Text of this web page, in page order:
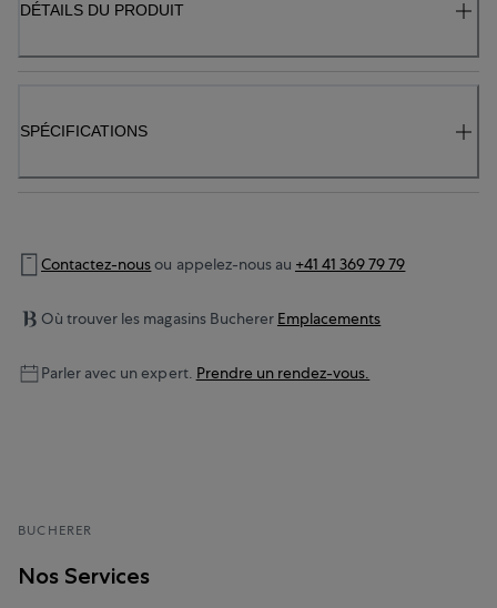
DÉTAILS DU PRODUIT
SPÉCIFICATIONS
Contactez-nousou appelez-nous au +41 41 369 79 79
Où trouver les magasins Bucherer Emplacements
Parler avec un expert. Prendre un rendez-vous.
BUCHERER
Nos Services